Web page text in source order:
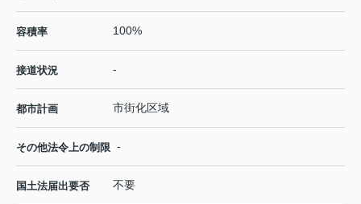
容積率 100%
接道状況 -
都市計画 市街化区域
その他法令上の制限 -
国土法届出要否 不要